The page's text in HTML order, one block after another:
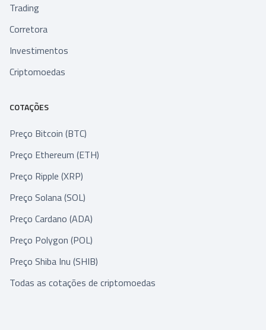
Trading
Corretora
Investimentos
Criptomoedas
COTAÇÕES
Preço Bitcoin (BTC)
Preço Ethereum (ETH)
Preço Ripple (XRP)
Preço Solana (SOL)
Preço Cardano (ADA)
Preço Polygon (POL)
Preço Shiba Inu (SHIB)
Todas as cotações de criptomoedas